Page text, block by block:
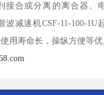
接合或分离的离合器。
减速机CSF-11-100-1U
用寿命长，操纵方便等优